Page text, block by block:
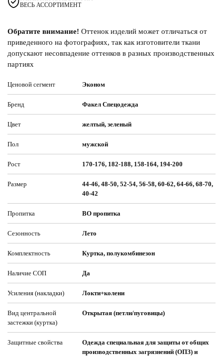
ВЕСЬ АССОРТИМЕНТ
Обратите внимание! Оттенок изделий может отличаться от
приведенного на фотографиях, так как изготовители ткани
допускают несовпадение оттенков в разных производственных
партиях
Ценовой сегмент Эконом
Бренд Факел Спецодежда
Цвет желтый, зеленый
Пол мужской
Рост 170-176, 182-188, 158-164, 194-200
Размер
44-46, 48-50, 52-54, 56-58, 60-62, 64-66, 68-70,
40-42
Пропитка ВО пропитка
Сезонность Лето
Комплектность Куртка, полукомбинезон
Наличие СОП Да
Усиления (накладки) Локти+колени
Вид центральной
застежки (куртка)
Открытая (петли/пуговицы)
Защитные свойства
Одежда специальная для защиты от общих
производственных загрязнений (ОПЗ) и